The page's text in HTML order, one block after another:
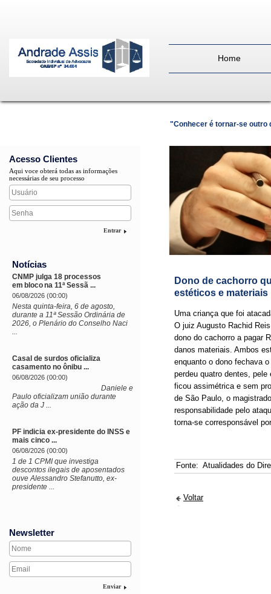
Home
"Conhecer é tornar-se outro
Acesso Clientes
Aqui voce obterá todas as informações
necessárias de seu processo
Entrar
Notícias
CNMP julga 18 processos
em bloco na 11ª Sessã ...
06/08/2026 (00:00)
Nesta quinta-feira, 6 de agosto,
durante a 11ª Sessão Ordinária de
2026, o Plenário do Conselho Naci
...
Casal de surdos oficializa
casamento no ônibu ...
06/08/2026 (00:00)
Daniele e
Paulo oficializam união durante
ação da J ...
PF indicia ex-presidente do INSS e
mais cinco ...
06/08/2026 (00:00)
1 de 1 CPMI que investiga
descontos ilegais de aposentados
ouve Alessandro Stefanutto, ex-
presidente ...
Newsletter
Enviar
Dono de cachorro
estéticos e materiais
Uma criança que foi
O juiz Augusto Rachid
dono do cachorro a pagar
danos materiais. Ambos
enquanto o dono fechava
perdeu quatro dentes,
ficou assimétrica e sem
de São Paulo, o
responsabilidade pelo
torna-se corresponsável
Fonte: Atualidades do
Voltar